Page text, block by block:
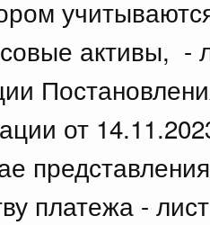
активы, -
от
платежа -